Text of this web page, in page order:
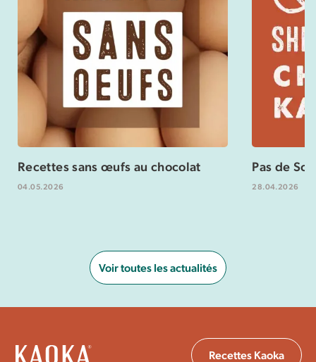
Recettes sans œufs au chocolat
04.05.2026
Pas de
28.04.2026
Voir toutes les actualités
Recettes Kaoka